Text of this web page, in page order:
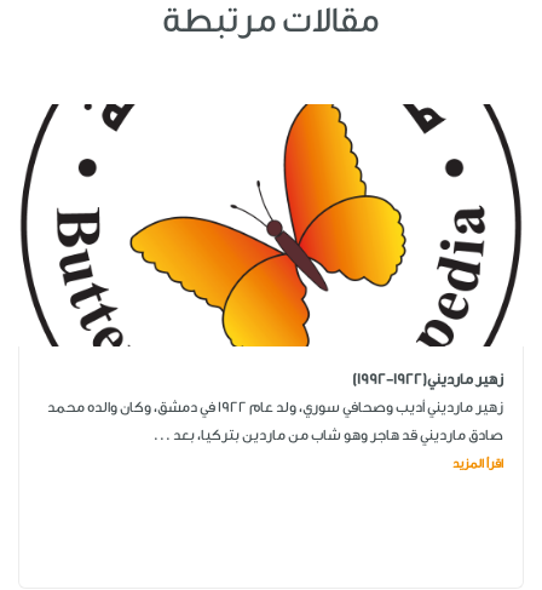
مقالات مرتبطة
زهير مارديني(1922-1992)
زهير مارديني أديب وصحافي سوري، ولد عام 1922 في دمشق، وكان والده محمد
صادق مارديني قد هاجر وهو شاب من ماردين بتركيا، بعد ...
اقرأ المزيد